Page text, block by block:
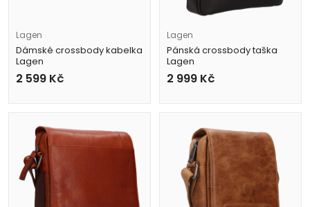
Lagen
Dámské crossbody kabelka
Lagen
LGB 050 hnědá
2 599 Kč
Lagen
Pánská crossbody taška
Lagen
290603 černá
2 999 Kč